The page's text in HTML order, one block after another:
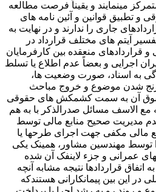
مینمایند و یقیناً فرصت مطالعه
و تطبیق قوانین و آئین نامه های
جاری را ندارند و در نهایت به
آیتم های مختلف قرارداد در
قراردادهای منعقده بین کارفرمایان
اجرایی و بعضاً عدم اطلاع یا تسلط
به اسناد، صورت وضعیت ها،
شدن موضوع و خروج مباحث
آن به سمت کشمکش های حقوقی
مع الاسف مسائل صدرالذکر با به هم
عدم مدیریت صحیح منابع مالی توسط
مالی مکفی جهت اجرای طرحها یا
توسط مهندسین مشاور، همینک یکی
عمرانی و جزء لاینفک آن شده
قراردادها نتیجه مشابه آنچه
در این بین پیمانکارانی هستندکه